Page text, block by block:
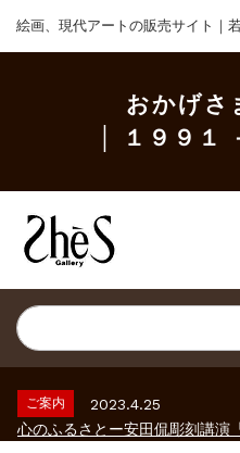
絵画、現代アートの販売サイト｜
おかげさ
│ １９９１
ギャラリーシーズ「秋の美術散
ご案内
2026.2.17
ご案内
2023.4.25
心のふるさとー安田侃彫刻講演